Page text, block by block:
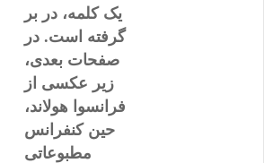
یک کلمه، در بر
گرفته است. در
صفحات بعدی،
زیر عکسی از
فرانسوا هولاند،
حین کنفرانس
مطبوعاتی